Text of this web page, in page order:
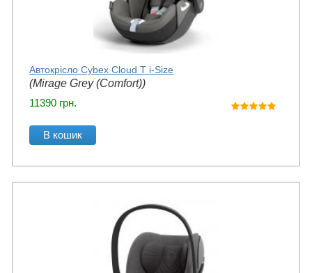
Автокрісло Cybex Cloud T i-Size
(Mirage Grey (Comfort))
11390 грн.
В кошик